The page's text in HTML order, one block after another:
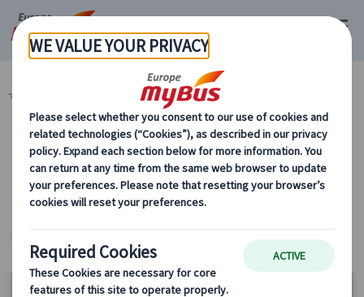
マイバス・ヨーロッパ イタリア (45) フィレンツェ (8)
カテゴリーから探す